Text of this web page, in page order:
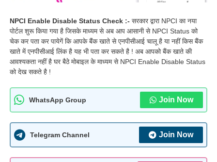
NPCI Enable Disable Status Check :- सरकार द्वारा NPCI का नया
पोर्टल शुरू किया गया है जिसके माध्यम से अब आप आसानी से NPCI Status को
चेक कर पता कर पायेगें कि आपके बैंक खाते से एनपीसीआई चालू है या नहीं किस बैंक
खाते में एनपीसीआई लिंक है यह भी पता कर सकते है ! अब आपको बैंक खाते की
आवश्यकता नहीं है घर बैठे मोबाइल के माध्यम से NPCI Enable Disable Status
को देख सकते है !
WhatsApp Group Join Now
Telegram Channel Join Now